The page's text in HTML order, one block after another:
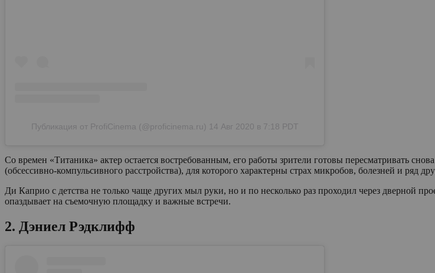
Публикация от ProfiCinema (@proficinema.ru) 14 Авг 2020 в 7:18 PDT
Со времен «Титаника» актер остается востребованным, его работы зрители готовы пересматривать
(обсессивно-компульсивного расстройства), для которого характерны страх микробов, болезней и ряд
Ди Каприо с детства не только чаще других мыл руки, но и по несколько раз проходил через дверной
опаздывает на съемочную площадку и важные встречи.
2. Дэниел Рэдклифф